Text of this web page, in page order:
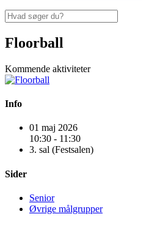
Floorball
Kommende aktiviteter
Info
01 maj 2026
10:30 - 11:30
3. sal (Festsalen)
Sider
Senior
Øvrige målgrupper